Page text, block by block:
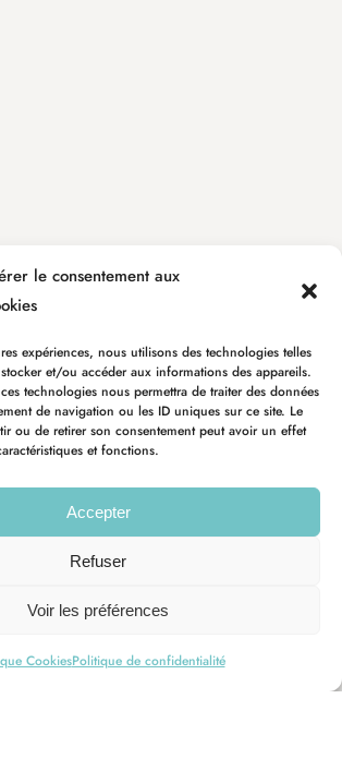
le consentement aux
expériences, nous utilisons des technologies telles
et/ou accéder aux informations des appareils.
technologies nous permettra de traiter des données
de navigation ou les ID uniques sur ce site. Le
ou de retirer son consentement peut avoir un effet
et fonctions.
Accepter
Refuser
Voir les préférences
CookiesPolitique de confidentialité